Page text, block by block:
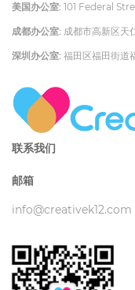
美国办公室: 101 Federal
成都办公室: 成都市高新区天
深圳办公室: 福田区福田街道
联系我们
邮箱
info@creativek12.com